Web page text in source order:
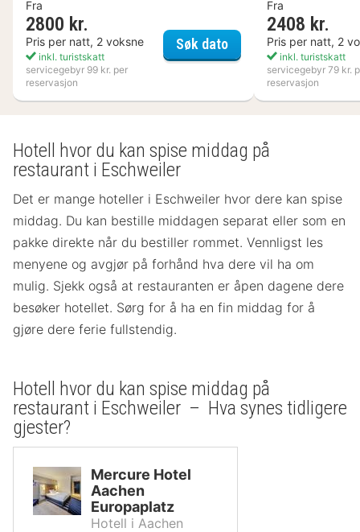
Fra
2800 kr.
Pris per natt, 2 voksne
inkl. turistskatt
servicegebyr 99 kr. per
reservasjon
Søk datoNynäs Havsbad
Fra
2408 kr.
Pris per natt, 2
inkl. turistskatt
servicegebyr 79 kr.
reservasjon
Hotell hvor du kan spise middag på
restaurant i Eschweiler
Det er mange hoteller i Eschweiler hvor dere kan spise
middag. Du kan bestille middagen separat eller som en
pakke direkte når du bestiller rommet. Vennligst les
menyene og avgjør på forhånd hva dere vil ha om
mulig. Sjekk også at restauranten er åpen dagene dere
besøker hotellet. Sørg for å ha en fin middag for å
gjøre dere ferie fullstendig.
Hotell hvor du kan spise middag på
restaurant i Eschweiler – Hva synes tidligere
gjester?
Mercure Hotel
Aachen
Europaplatz
Hotell i Aachen